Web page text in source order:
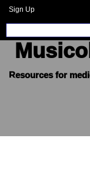
Sign Up